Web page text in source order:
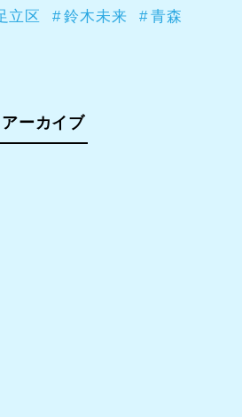
立区 鈴木未来
青森
アーカイブ